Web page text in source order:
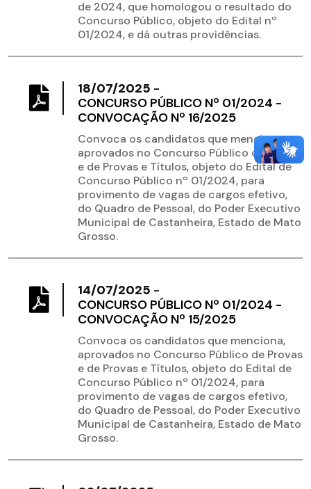
de 2024, que homologou o resultado do
Concurso Público, objeto do Edital nº
01/2024, e dá outras providências.
18/07/2025 -
CONCURSO PÚBLICO Nº 01/2024 -
CONVOCAÇÃO Nº 16/2025
Convoca os candidatos que menciona,
aprovados no Concurso Público de Provas
e de Provas e Títulos, objeto do Edital de
Concurso Público nº 01/2024, para
provimento de vagas de cargos efetivo,
do Quadro de Pessoal, do Poder Executivo
Municipal de Castanheira, Estado de Mato
Grosso.
14/07/2025 -
CONCURSO PÚBLICO Nº 01/2024 -
CONVOCAÇÃO Nº 15/2025
Convoca os candidatos que menciona,
aprovados no Concurso Público de Provas
e de Provas e Títulos, objeto do Edital de
Concurso Público nº 01/2024, para
provimento de vagas de cargos efetivo,
do Quadro de Pessoal, do Poder Executivo
Municipal de Castanheira, Estado de Mato
Grosso.